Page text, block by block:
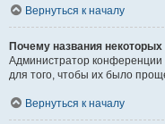
Вернуться к началу
Почему названия
Администратор конференции
для того, чтобы их было
Вернуться к началу